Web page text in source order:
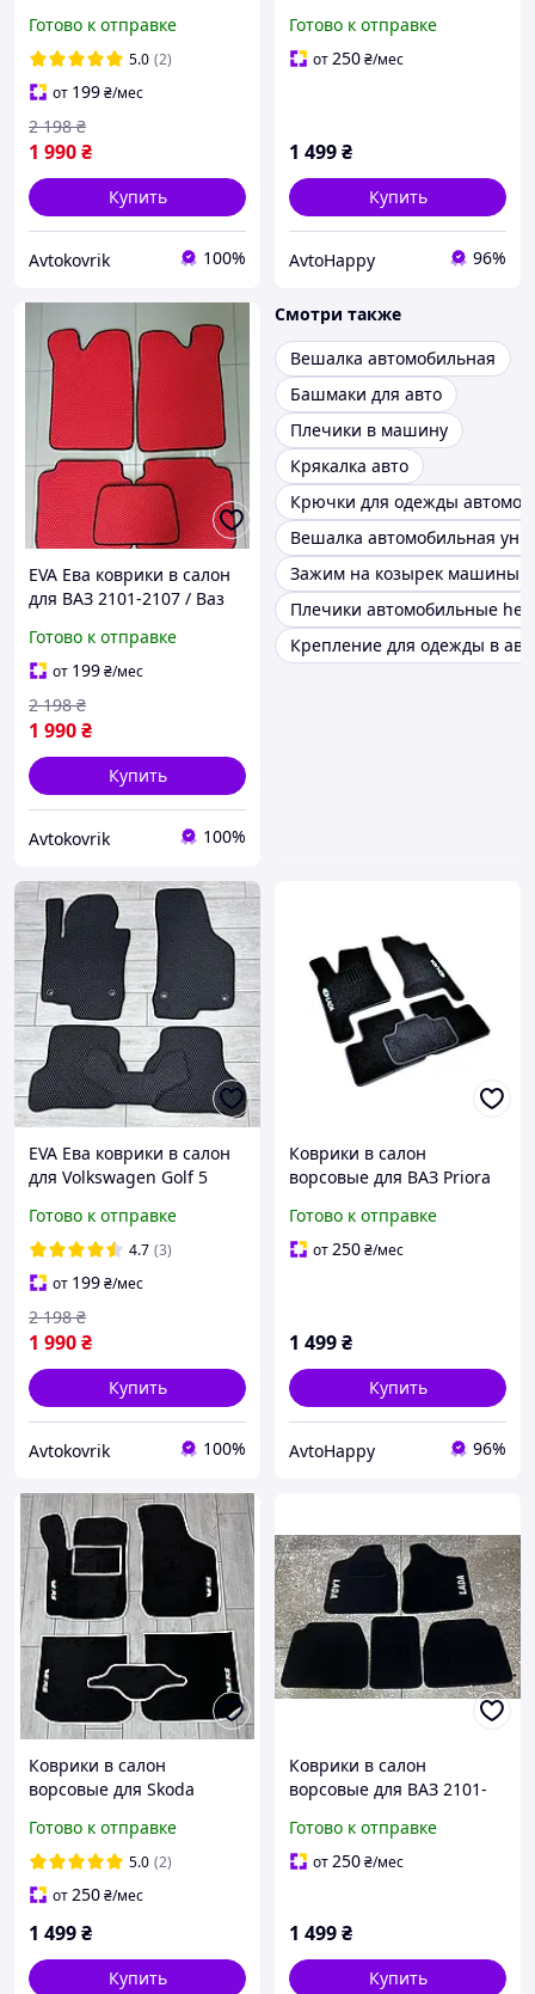
Фольксваген Пассат Б7
коврики
Готово к отправке
5.0 (2)
от 199₴/мес
1 990₴
2 198 ₴
Купить
Avtokovrik 100%
Октавия А7 /Чёрные, кт.
5шт
Готово к отправке
от250₴/мес
1 499₴
Купить
AvtoHappy 96%
EVA Ева коврики в салон
для ВАЗ 2101-2107 / Ваз
Готово к отправке
от 199₴/мес
1 990₴
2 198 ₴
Купить
Avtokovrik 100%
Смотри также
Вешалка автомобильная
Башмаки для авто
Плечики в машину
Крякалка авто
Крючки для одежды
Вешалка автомобильная
Зажим на козырек машины
Плечики автомобильные
Крепление для одежды в
EVA Ева коврики в салон
для Volkswagen Golf 5
Гольф 5 коврики
Готово к отправке
4.7 (3)
от 199₴/мес
1 990₴
2 198 ₴
Купить
Avtokovrik 100%
Коврики в салон
ворсовые для ВАЗ Priora
BLCCR1721
Готово к отправке
от250₴/мес
1 499₴
Купить
AvtoHappy 96%
Коврики в салон
ворсовые для Skoda
2010)/Шкода Октавия А4
Тур
Готово к отправке
5.0 (2)
от250₴/мес
1 499₴
Купить
Коврики в салон
ворсовые для ВАЗ 2101-
BLCCR1713
Готово к отправке
от250₴/мес
1 499₴
Купить